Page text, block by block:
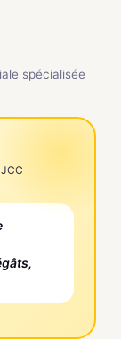
spécialisée